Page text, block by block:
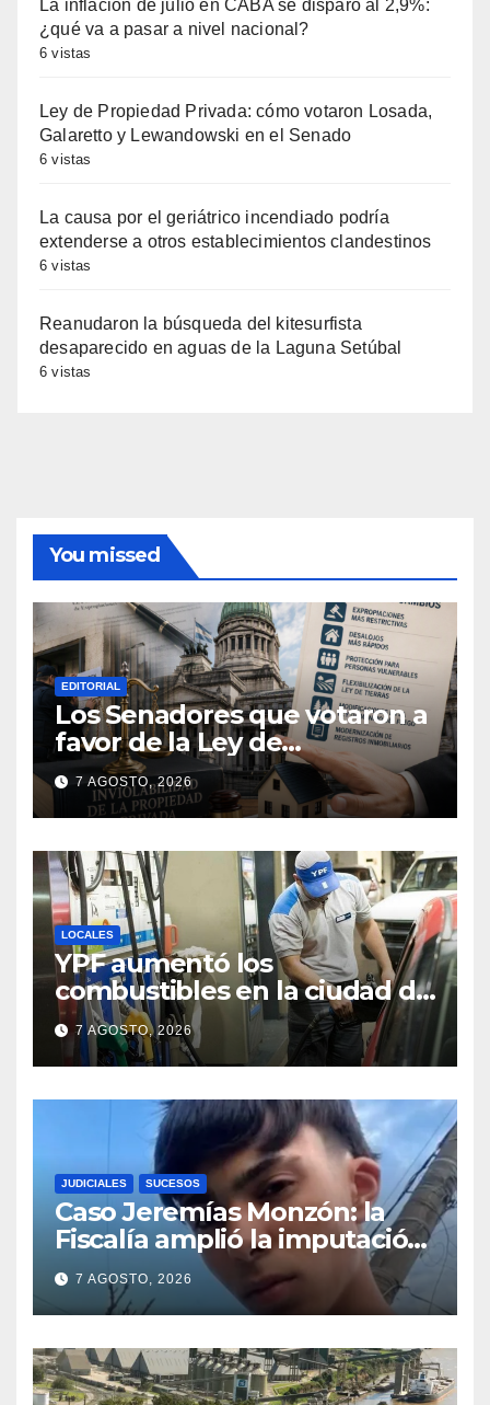
La inflación de julio en CABA se disparó al 2,9%:
¿qué va a pasar a nivel nacional?
6 vistas
Ley de Propiedad Privada: cómo votaron Losada,
Galaretto y Lewandowski en el Senado
6 vistas
La causa por el geriátrico incendiado podría
extenderse a otros establecimientos clandestinos
6 vistas
Reanudaron la búsqueda del kitesurfista
desaparecido en aguas de la Laguna Setúbal
6 vistas
You missed
EDITORIAL
Los Senadores que votaron a
favor de la Ley de
extranjerización de tierras
7 AGOSTO, 2026
LOCALES
YPF aumentó los
combustibles en la ciudad de
Santa Fe: la nafta súper
superó los $2.100 y llenar el
tanque cuesta más de
$94.000
7 AGOSTO, 2026
JUDICIALES SUCESOS
Caso Jeremías Monzón: la
Fiscalía amplió la imputación
contra la menor acusada del
crimen y la causa se
encamina al juicio por jurados
7 AGOSTO, 2026